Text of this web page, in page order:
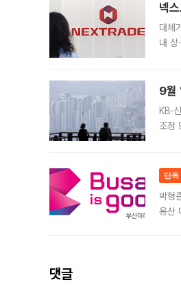
넥
대체
내 상
9월
KB·
조정
단독
박형
용산
댓글